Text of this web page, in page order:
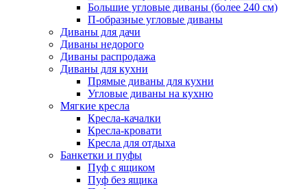
Большие угловые диваны (более 240 см)
П-образные угловые диваны
Диваны для дачи
Диваны недорого
Диваны распродажа
Диваны для кухни
Прямые диваны для кухни
Угловые диваны на кухню
Мягкие кресла
Кресла-качалки
Кресла-кровати
Кресла для отдыха
Банкетки и пуфы
Пуф с ящиком
Пуф без ящика